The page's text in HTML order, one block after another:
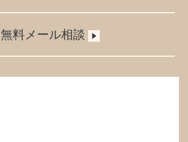
無料メール相談